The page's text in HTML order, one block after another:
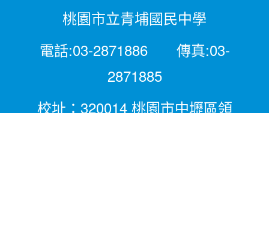
桃園市立青埔國民中學
電話:03-2871886 傳真:03-
2871885
校址：320014 桃園市中壢區領